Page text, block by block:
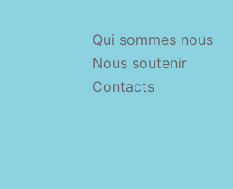
Qui sommes nous
Nous soutenir
Contacts